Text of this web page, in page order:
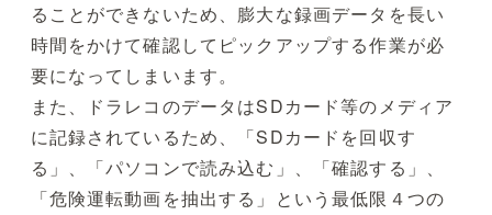
ることができないため、膨大な録画データを長い
時間をかけて確認してピックアップする作業が必
要になってしまいます。
また、ドラレコのデータはSDカード等のメディア
に記録されているため、「SDカードを回収す
る」、「パソコンで読み込む」、「確認する」、
「危険運転動画を抽出する」という最低限４つの